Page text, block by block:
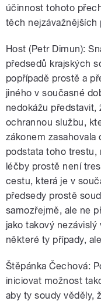
účinnost tohoto
těch nejzávažnějších
Host (Petr Dimun):
předsedů krajských
popřípadě prostě a
jiného v současné
nedokážu představit,
ochrannou službu,
zákonem
podstata toho trestu,
léčby prostě není
cestu, která je v
předsedy prostě
samozřejmě, ale ne
jako takový
některé ty případy,
Štěpánka Čechová:
iniciovat možnost
aby ty soudy věděly,